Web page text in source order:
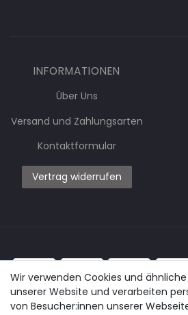
INFORMATIONEN
Über Uns
Versand und Zahlungsarten
Kontaktformular
Vertrag widerrufen
Wir verwenden Cookies und
unserer Website und verarbeiten
von Besucher:innen unserer